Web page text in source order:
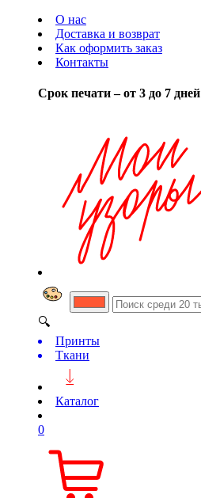
О нас
Доставка и возврат
Как оформить заказ
Контакты
Срок печати – от 3 до 7 дней
🔍
Принты
Ткани
Каталог
0